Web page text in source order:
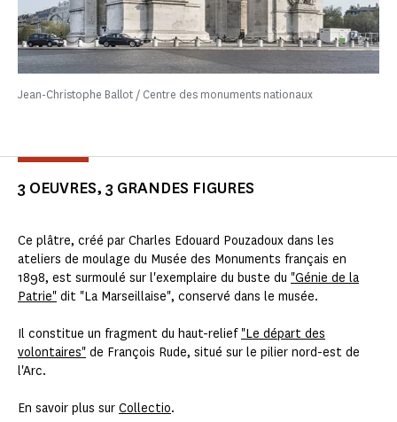
Jean-Christophe Ballot / Centre des monuments nationaux
3 OEUVRES, 3 GRANDES FIGURES
Ce plâtre, créé par Charles Edouard Pouzadoux dans les
ateliers de moulage du Musée des Monuments français en
1898, est surmoulé sur l'exemplaire du buste du "Génie de la
Patrie" dit "La Marseillaise", conservé dans le musée.
Il constitue un fragment du haut-relief "Le départ des
volontaires" de François Rude, situé sur le pilier nord-est de
l'Arc.
En savoir plus sur Collectio.